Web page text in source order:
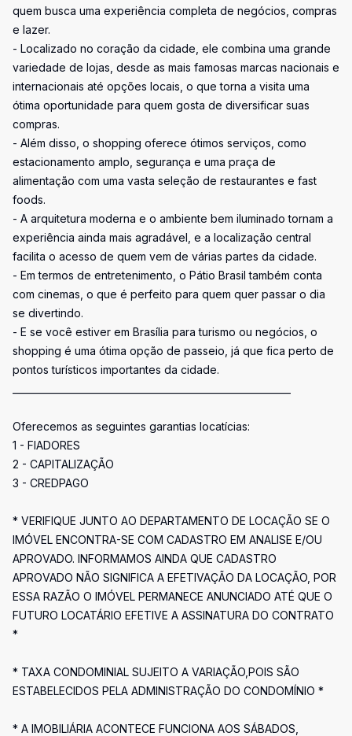
quem busca uma experiência completa de negócios, compras
e lazer.
- Localizado no coração da cidade, ele combina uma grande
variedade de lojas, desde as mais famosas marcas nacionais e
internacionais até opções locais, o que torna a visita uma
ótima oportunidade para quem gosta de diversificar suas
compras.
- Além disso, o shopping oferece ótimos serviços, como
estacionamento amplo, segurança e uma praça de
alimentação com uma vasta seleção de restaurantes e fast
foods.
- A arquitetura moderna e o ambiente bem iluminado tornam a
experiência ainda mais agradável, e a localização central
facilita o acesso de quem vem de várias partes da cidade.
- Em termos de entretenimento, o Pátio Brasil também conta
com cinemas, o que é perfeito para quem quer passar o dia
se divertindo.
- E se você estiver em Brasília para turismo ou negócios, o
shopping é uma ótima opção de passeio, já que fica perto de
pontos turísticos importantes da cidade.
Oferecemos as seguintes garantias locatícias:
1 - FIADORES
2 - CAPITALIZAÇÃO
3 - CREDPAGO
* VERIFIQUE JUNTO AO DEPARTAMENTO DE LOCAÇÃO SE O
IMÓVEL ENCONTRA-SE COM CADASTRO EM ANALISE E/OU
APROVADO. INFORMAMOS AINDA QUE CADASTRO
APROVADO NÃO SIGNIFICA A EFETIVAÇÃO DA LOCAÇÃO, POR
ESSA RAZÃO O IMÓVEL PERMANECE ANUNCIADO ATÉ QUE O
FUTURO LOCATÁRIO EFETIVE A ASSINATURA DO CONTRATO
*
* TAXA CONDOMINIAL SUJEITO A VARIAÇÃO,POIS SÃO
ESTABELECIDOS PELA ADMINISTRAÇÃO DO CONDOMÍNIO *
* A IMOBILIÁRIA ACONTECE FUNCIONA AOS SÁBADOS,